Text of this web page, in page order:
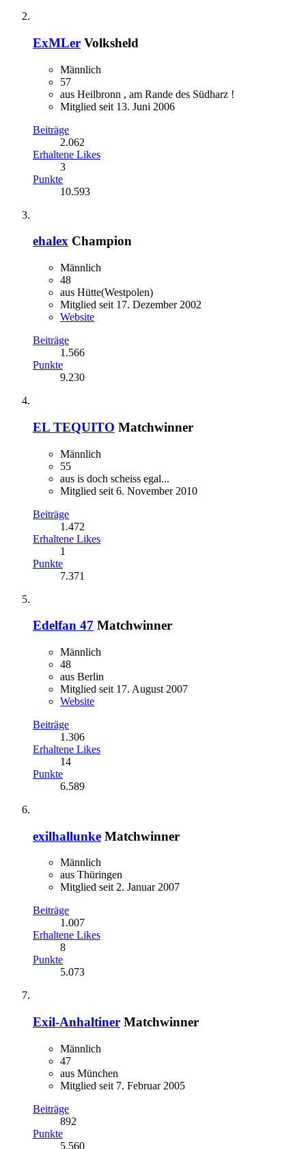
ExMLer Volksheld
Männlich
57
aus Heilbronn , am Rande des Südharz !
Mitglied seit 13. Juni 2006
Beiträge
2.062
Erhaltene Likes
3
Punkte
10.593
ehalex Champion
Männlich
48
aus Hütte(Westpolen)
Mitglied seit 17. Dezember 2002
Website
Beiträge
1.566
Punkte
9.230
EL TEQUITO Matchwinner
Männlich
55
aus is doch scheiss egal...
Mitglied seit 6. November 2010
Beiträge
1.472
Erhaltene Likes
1
Punkte
7.371
Edelfan 47 Matchwinner
Männlich
48
aus Berlin
Mitglied seit 17. August 2007
Website
Beiträge
1.306
Erhaltene Likes
14
Punkte
6.589
exilhallunke Matchwinner
Männlich
aus Thüringen
Mitglied seit 2. Januar 2007
Beiträge
1.007
Erhaltene Likes
8
Punkte
5.073
Exil-Anhaltiner Matchwinner
Männlich
47
aus München
Mitglied seit 7. Februar 2005
Beiträge
892
Punkte
5.560